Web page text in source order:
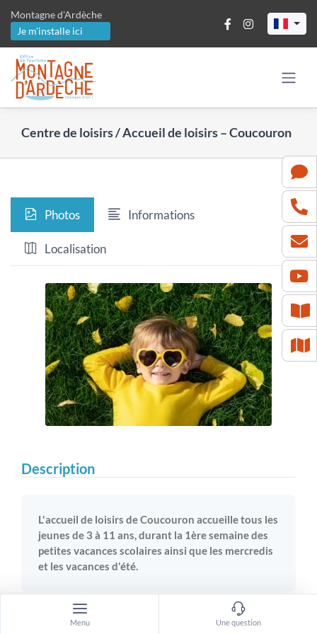
contenu
Montagne d'Ardèche
Je m'installe ici
Centre de loisirs / Accueil de loisirs – Coucouron
Photos Informations
Localisation
Description
L'accueil de loisirs de Coucouron accueille tous les
jeunes de 3 à 11 ans, durant la 1ère semaine des
petites vacances scolaires ainsi que les mercredis
et les vacances d'été.
Les activités s’inscrivent dans un projet pédagogique
Menu Une question